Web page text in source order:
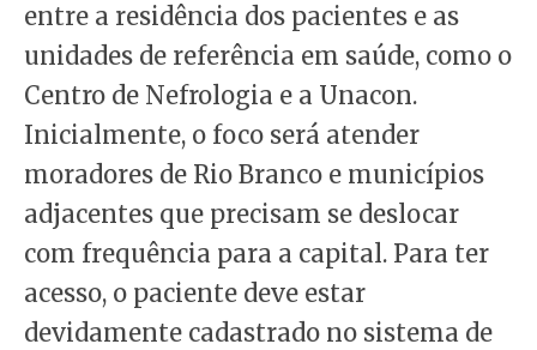
entre a residência dos pacientes e as
unidades de referência em saúde, como o
Centro de Nefrologia e a Unacon.
Inicialmente, o foco será atender
moradores de Rio Branco e municípios
adjacentes que precisam se deslocar
com frequência para a capital. Para ter
acesso, o paciente deve estar
devidamente cadastrado no sistema de